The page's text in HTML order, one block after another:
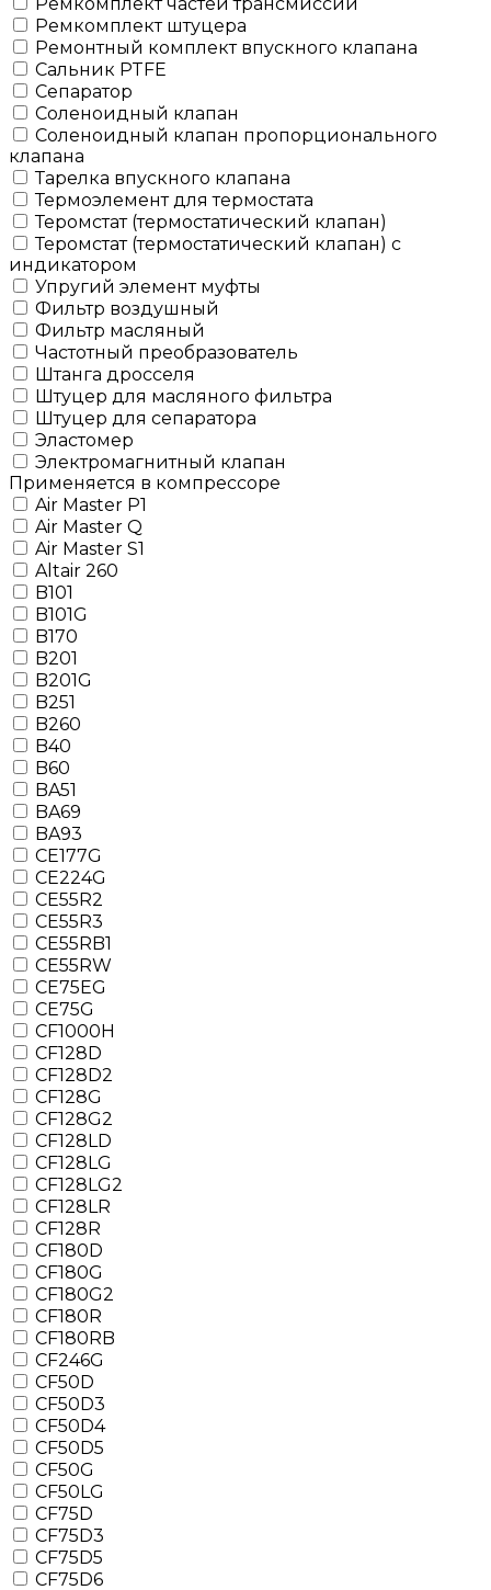
Ремкомплект штуцера
Ремонтный комплект впускного клапана
Сальник PTFE
Сепаратор
Соленоидный клапан
Соленоидный клапан пропорционального
клапана
Тарелка впускного клапана
Термоэлемент для термостата
Теромстат (термостатический клапан)
Теромстат (термостатический клапан) с
индикатором
Упругий элемент муфты
Фильтр воздушный
Фильтр масляный
Частотный преобразователь
Штанга дросселя
Штуцер для масляного фильтра
Штуцер для сепаратора
Эластомер
Электромагнитный клапан
Применяется в компрессоре
Air Master P1
Air Master Q
Air Master S1
Altair 260
B101
B101G
B170
B201
B201G
B251
B260
B40
B60
BA51
BA69
BA93
CE177G
CE224G
CE55R2
CE55R3
CE55RB1
CE55RW
CE75EG
CE75G
CF1000H
CF128D
CF128D2
CF128G
CF128G2
CF128LD
CF128LG
CF128LG2
CF128LR
CF128R
CF180D
CF180G
CF180G2
CF180R
CF180RB
CF246G
CF50D
CF50D3
CF50D4
CF50D5
CF50G
CF50LG
CF75D
CF75D3
CF75D5
CF75D6